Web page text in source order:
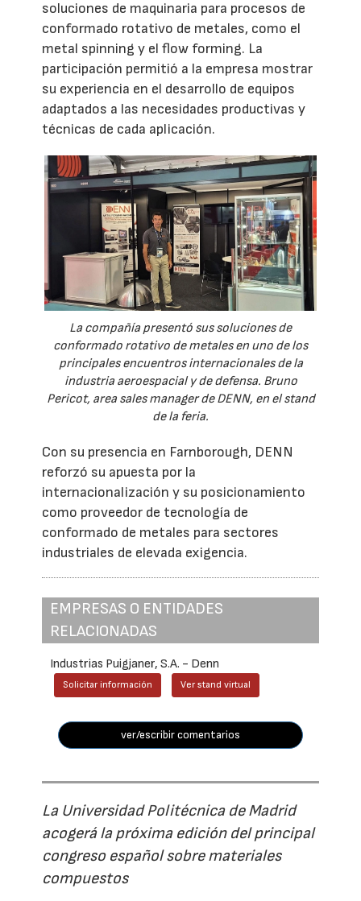
soluciones de maquinaria para procesos de
conformado rotativo de metales, como el
metal spinning y el flow forming. La
participación permitió a la empresa mostrar
su experiencia en el desarrollo de equipos
adaptados a las necesidades productivas y
técnicas de cada aplicación.
La compañía presentó sus soluciones de
conformado rotativo de metales en uno de los
principales encuentros internacionales de la
industria aeroespacial y de defensa. Bruno
Pericot, area sales manager de DENN, en el stand
de la feria.
Con su presencia en Farnborough, DENN
reforzó su apuesta por la
internacionalización y su posicionamiento
como proveedor de tecnología de
conformado de metales para sectores
industriales de elevada exigencia.
EMPRESAS O ENTIDADES
RELACIONADAS
Industrias Puigjaner, S.A. - Denn
Solicitar información Ver stand virtual
ver/escribir comentarios
La Universidad Politécnica de Madrid
acogerá la próxima edición del principal
congreso español sobre materiales
compuestos